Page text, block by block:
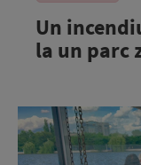
Un
la un parc